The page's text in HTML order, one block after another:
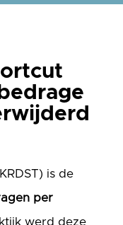
is de
per
werd deze